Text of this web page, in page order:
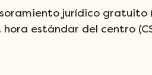
jurídico
hora estándar del centro